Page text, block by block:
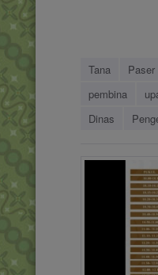
Tana Paser
pembina
Dinas